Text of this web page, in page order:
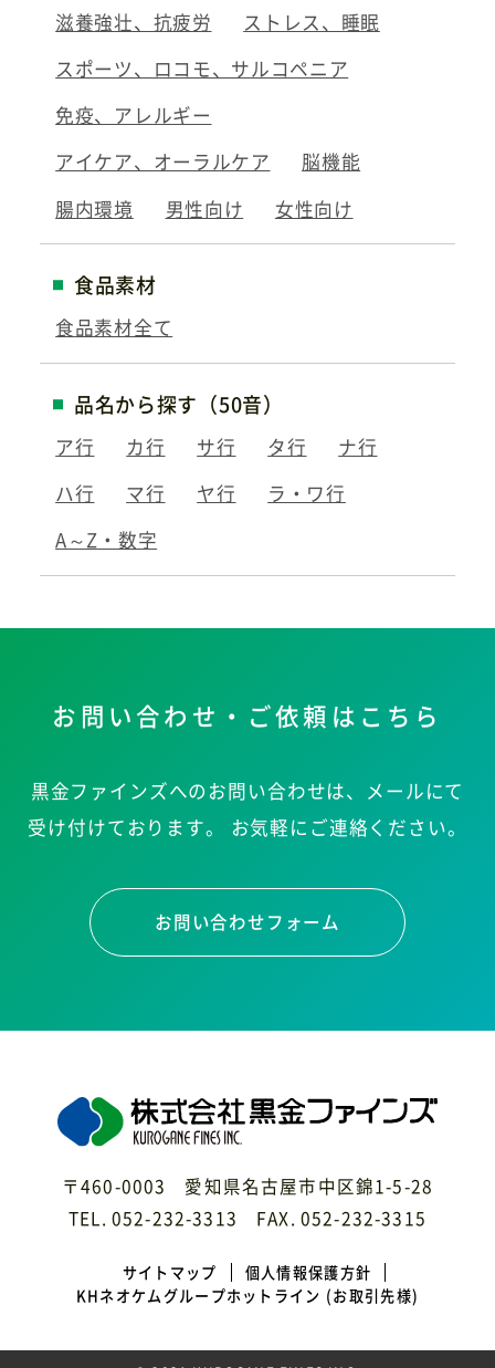
滋養強壮、抗疲労
ストレス、睡眠
スポーツ、ロコモ、サルコペニア
免疫、アレルギー
アイケア、オーラルケア
脳機能
腸内環境
男性向け 女性向け
食品素材
食品素材全て
品名から探す（50音）
ア行 カ行 サ行 タ行
ナ行
ハ行
マ行 ヤ行
ラ・ワ行
A～Z・数字
お問い合わせ・ご依頼はこちら
黒金ファインズへのお問い合わせは、メールにて
受け付けております。
お気軽にご連絡ください。
お問い合わせフォーム
〒460-0003 愛知県名古屋市中区錦1-5-28
TEL. 052-232-3313 FAX. 052-232-3315
サイトマップ
個人情報保護方針
KHネオケムグループホットライン (お取引先様)